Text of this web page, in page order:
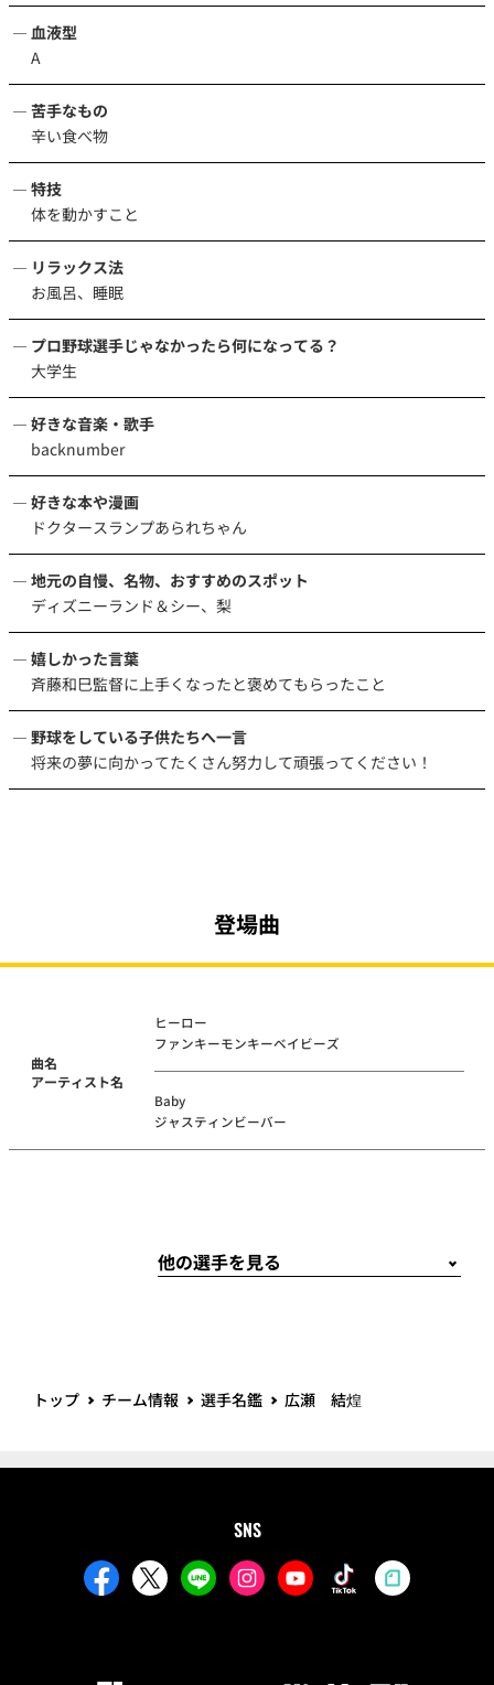
血液型
A
苦手なもの
辛い食べ物
特技
体を動かすこと
リラックス法
お風呂、睡眠
プロ野球選手じゃなかったら何になってる？
大学生
好きな音楽・歌手
backnumber
好きな本や漫画
ドクタースランプあられちゃん
地元の自慢、名物、おすすめのスポット
ディズニーランド＆シー、梨
嬉しかった言葉
斉藤和巳監督に上手くなったと褒めてもらったこと
野球をしている子供たちへ一言
将来の夢に向かってたくさん努力して頑張ってください！
登場曲
曲名
アーティスト名
ヒーロー
ファンキーモンキーベイビーズ
Baby
ジャスティンビーバー
トップ チーム情報 選手名鑑 広瀬 結煌
SNS